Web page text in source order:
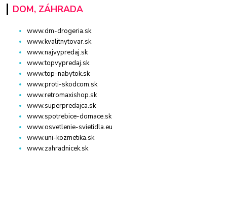
DOM, ZÁHRADA
www.dm-drogeria.sk
www.kvalitnytovar.sk
www.najvypredaj.sk
www.topvypredaj.sk
www.top-nabytok.sk
www.proti-skodcom.sk
www.retromaxishop.sk
www.superpredajca.sk
www.spotrebice-domace.sk
www.osvetlenie-svietidla.eu
www.uni-kozmetika.sk
www.zahradnicek.sk